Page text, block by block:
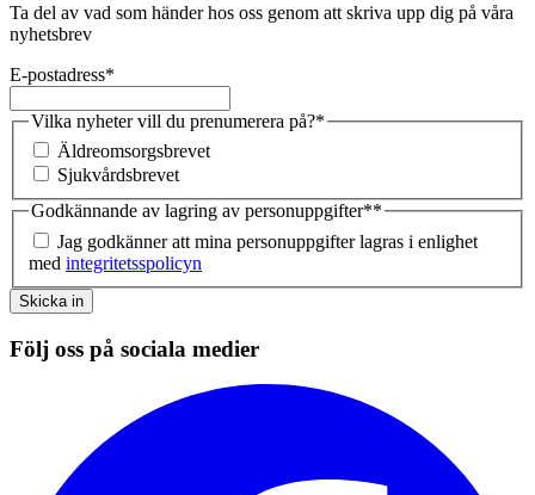
Ta del av vad som händer hos oss genom att skriva upp dig på våra
nyhetsbrev
E-postadress*
Vilka nyheter vill du prenumerera på?*
Äldreomsorgsbrevet
Sjukvårdsbrevet
Godkännande av lagring av personuppgifter**
Jag godkänner att mina personuppgifter lagras i enlighet
med integritetsspolicyn
Skicka in
Följ oss på sociala medier